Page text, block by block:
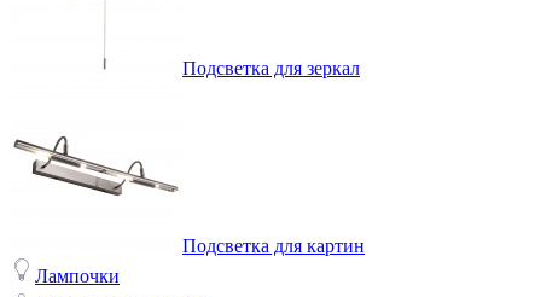
Подсветка для зеркал
Подсветка для картин
Лампочки